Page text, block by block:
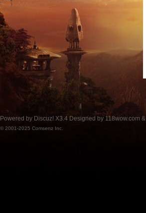
Powered by Discuz! X3.4 Designed by 118wow.com &
© 2001-2025 Comsenz Inc.